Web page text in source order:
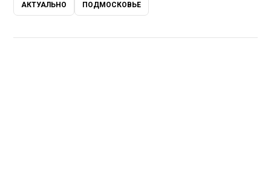
АКТУАЛЬНО ПОДМОСКОВЬЕ